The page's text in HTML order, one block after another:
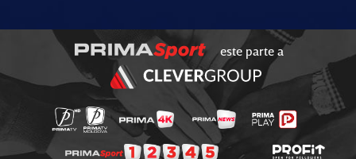
este parte a